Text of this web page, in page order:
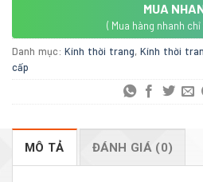
MUA
( Mua hàng nhanh chỉ
Danh mục: Kính thời trang, Kính thời
cấp
MÔ TẢ ĐÁNH GIÁ (0)